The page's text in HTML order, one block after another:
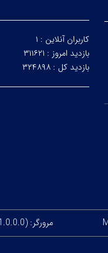
کاربران آنلاین : ۱
بازدید امروز : ۳۱۱۶۲۱
بازدید کل : ۳۲۴۸۹۸
مرورگر: Google Chrome (131.0.0.0)